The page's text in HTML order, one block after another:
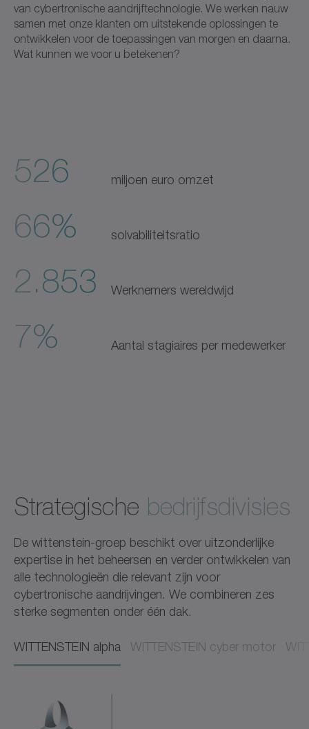
van cybertronische aandrijftechnologie. We werken nauw
samen met onze klanten om uitstekende oplossingen te
ontwikkelen voor de toepassingen van morgen en daarna.
Wat kunnen we voor u betekenen?
526 miljoen euro omzet
66% solvabiliteitsratio
2.853 Werknemers wereldwijd
7% Aantal stagiaires per medewerker
Strategische bedrijfsdivisies
De wittenstein-groep beschikt over uitzonderlijke
expertise in het beheersen en verder ontwikkelen van
alle technologieën die relevant zijn voor
cybertronische aandrijvingen. We combineren zes
sterke segmenten onder één dak.
WITTENSTEIN alpha​​ WITTENSTEIN cyber motor